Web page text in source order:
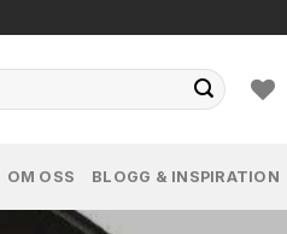
OM OSS BLOGG & INSPIRATION